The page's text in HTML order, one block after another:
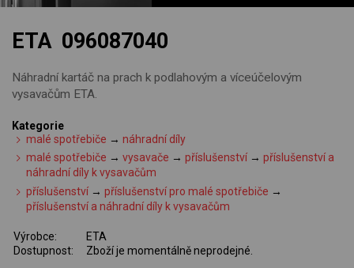
ETA 096087040
Náhradní kartáč na prach k podlahovým a víceúčelovým
vysavačům ETA.
Kategorie
malé spotřebiče →náhradní díly
malé spotřebiče →vysavače →příslušenství →příslušenství a
náhradní díly k vysavačům
příslušenství →příslušenství pro malé spotřebiče →
příslušenství a náhradní díly k vysavačům
Výrobce:
ETA
Dostupnost:
Zboží je momentálně neprodejné.